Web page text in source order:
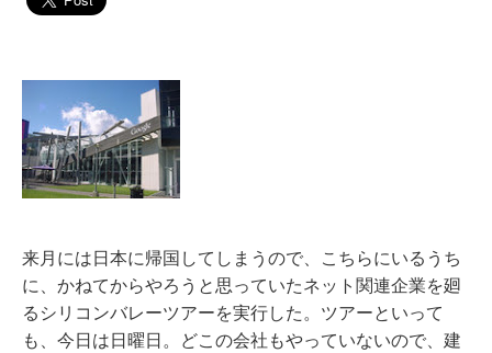
来月には日本に帰国してしまうので、こちらにいるうち
に、かねてからやろうと思っていたネット関連企業を廻
るシリコンバレーツアーを実行した。ツアーといって
も、今日は日曜日。どこの会社もやっていないので、建